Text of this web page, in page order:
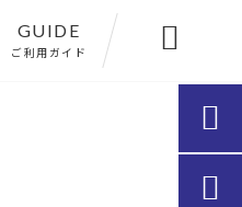
GUIDE
ご利用ガイド 

